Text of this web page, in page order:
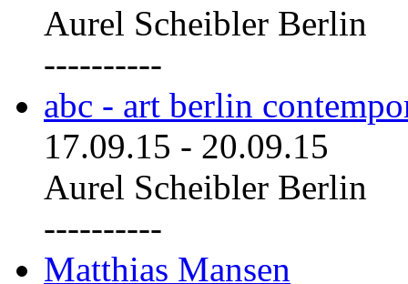
Aurel Scheibler Berlin
----------
abc - art berlin
17.09.15 - 20.09.15
Aurel Scheibler Berlin
----------
Matthias Mansen